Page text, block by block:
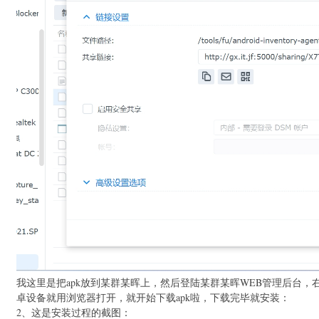
我这里是把apk放到某群某晖上，然后登陆某群某晖WEB管理后台
卓设备就用浏览器打开，就开始下载apk啦，下载完毕就安装：
2、这是安装过程的截图：